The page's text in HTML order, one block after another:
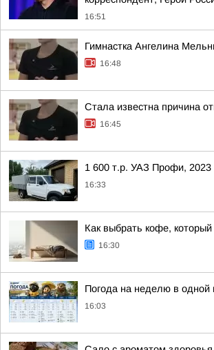
16:51
Гимнастка Ангелина
16:48
Стала известна причина
16:45
1 600 т.р. УАЗ Профи, 2023
16:33
Как выбрать кофе,
16:30
Погода на неделю в одной
16:03